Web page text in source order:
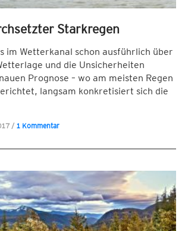
Starkregen
im Wetterkanal schon ausführlich über
und die Unsicherheiten
Prognose – wo am meisten Regen
langsam konkretisiert sich die
/ 1 Kommentar